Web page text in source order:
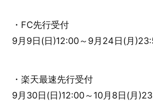
・FC先行受付
9月9日(日)12:00～9月24日(月
・楽天最速先行受付
9月30日(日)12:00～10月8日(月